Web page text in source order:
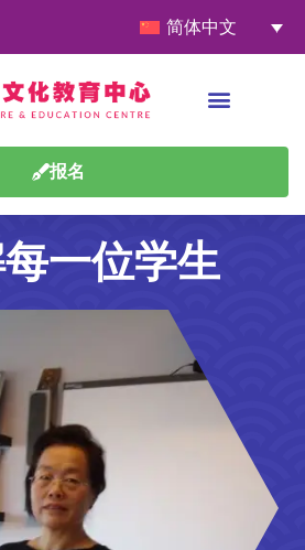
简体中文
报名
一位学生